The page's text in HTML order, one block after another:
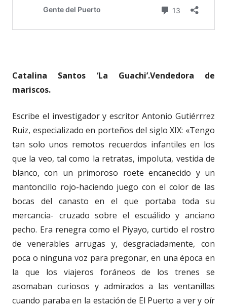
Catalina Santos ‘La Guachi’.Vendedora de
mariscos.
Escribe el investigador y escritor Antonio Gutiérrrez
Ruiz, especializado en porteños del siglo XIX: «Tengo
tan solo unos remotos recuerdos infantiles en los
que la veo, tal como la retratas, impoluta, vestida de
blanco, con un primoroso roete encanecido y un
mantoncillo rojo-haciendo juego con el color de las
bocas del canasto en el que portaba toda su
mercancia- cruzado sobre el escuálido y anciano
pecho. Era renegra como el Piyayo, curtido el rostro
de venerables arrugas y, desgraciadamente, con
poca o ninguna voz para pregonar, en una época en
la que los viajeros foráneos de los trenes se
asomaban curiosos y admirados a las ventanillas
cuando paraba en la estación de El Puerto a ver y oír